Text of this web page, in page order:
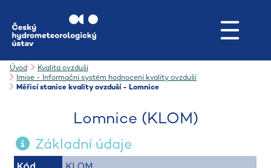
Úvod
Kvalita ovzduší
Imise - Informační systém hodnocení kvality ovzduší
Měřicí stanice kvality ovzduší - Lomnice
Lomnice (KLOM)
Základní údaje